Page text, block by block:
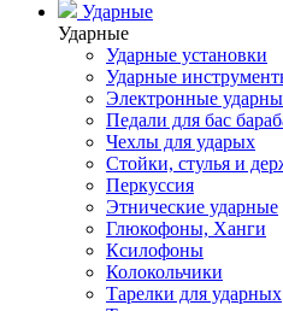
Ударные
Ударные
Ударные установки
Ударные
Электронные
Педали для бас
Чехлы для ударых
Стойки, стулья и
Перкуссия
Этнические ударные
Глюкофоны, Ханги
Ксилофоны
Колокольчики
Тарелки для ударных